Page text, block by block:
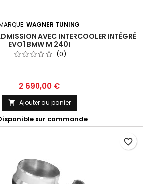
WAGNER TUNING
AVEC INTERCOOLER INTÉGRÉ
EVO1 BMW M 240I
(0)
Prix
2 690,00 €
 Ajouter au panier
sur commande
favorite_border